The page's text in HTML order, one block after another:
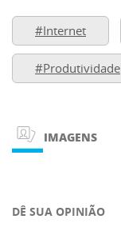
#Internet
#Produtividade
IMAGENS
DÊ SUA OPINIÃO